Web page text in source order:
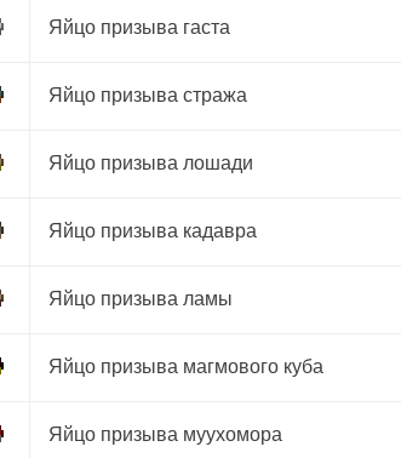
Яйцо призыва гаста
Яйцо призыва стража
Яйцо призыва лошади
Яйцо призыва кадавра
Яйцо призыва ламы
Яйцо призыва магмового куба
Яйцо призыва муухомора